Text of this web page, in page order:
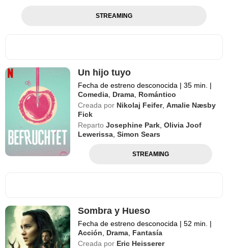
STREAMING
Un hijo tuyo
Fecha de estreno desconocida | 35 min. |
Comedia Drama Romántico
Creada por Nikolaj Feifer,Amalie Næsby
Fick
Reparto Josephine Park ,Olivia Joof
Lewerissa ,Simon Sears
STREAMING
Sombra y Hueso
Fecha de estreno desconocida | 52 min. |
Acción
Drama Fantasía
Creada por Eric Heisserer